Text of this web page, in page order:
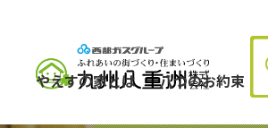
やえすの家とは 八つのお約束